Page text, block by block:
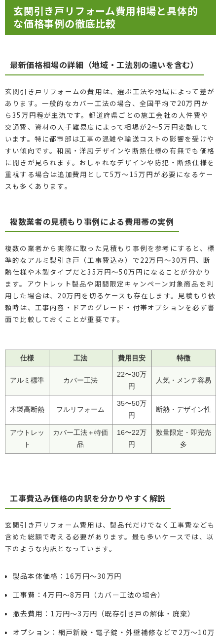
玄関引き戸リフォーム費用相場と具体的
な価格事例の徹底比較
最新価格相場の詳細（地域・工法別の違いを含む）
玄関引き戸リフォームの費用は、選ぶ工法や地域によって差が
あります。一般的なカバー工法の場合、全国平均で20万円か
ら35万円程が主流です。都道府県ごとの施工会社の人件費や
交通費、資材の入手難易度によって相場が2〜5万円変動して
います。特に都市部は工事の混雑や輸送コストの影響を受けや
すい傾向です。和風・洋風デザインや断熱仕様の有無でも価格
に開きが見られます。おしゃれなデザインや防犯・断熱仕様を
重視する場合は追加費用として5万〜15万円が必要になるケー
スも多くあります。
複数業者の見積もり事例による費用帯の実例
複数の業者から実際に取った見積もり事例を参考にすると、標
準的なアルミ製引き戸（工事費込み）で22万円〜30万円、断
熱仕様や木製タイプだと35万円〜50万円になることが分かり
ます。アウトレット製品や期間限定キャンペーン対象商品を利
用した場合は、20万円を切るケースも存在します。見積もり依
頼時は、工事内容・ドアのグレード・付帯オプションを必ず書
面で比較しておくことが重要です。
仕様 工法 費用目安 特徴
アルミ標準 カバー工法
22〜30万
円
人気・メンテ容易
木製高断熱 フルリフォーム
35〜50万
円
断熱・デザイン性
アウトレッ
ト
カバー工法＋特価
品
16〜22万
円
数量限定・即完売
多
工事費込み価格の内訳を分かりやすく解説
玄関引き戸リフォーム費用は、製品代だけでなく工事費なども
含めた総額で考える必要があります。最も多いケースでは、以
下のような内訳となっています。
製品本体価格：16万円〜30万円
工事費：4万円〜8万円（カバー工法の場合）
撤去費用：1万円〜3万円（既存引き戸の解体・廃棄）
オプション：網戸新設・電子錠・外壁補修などで2万〜10万